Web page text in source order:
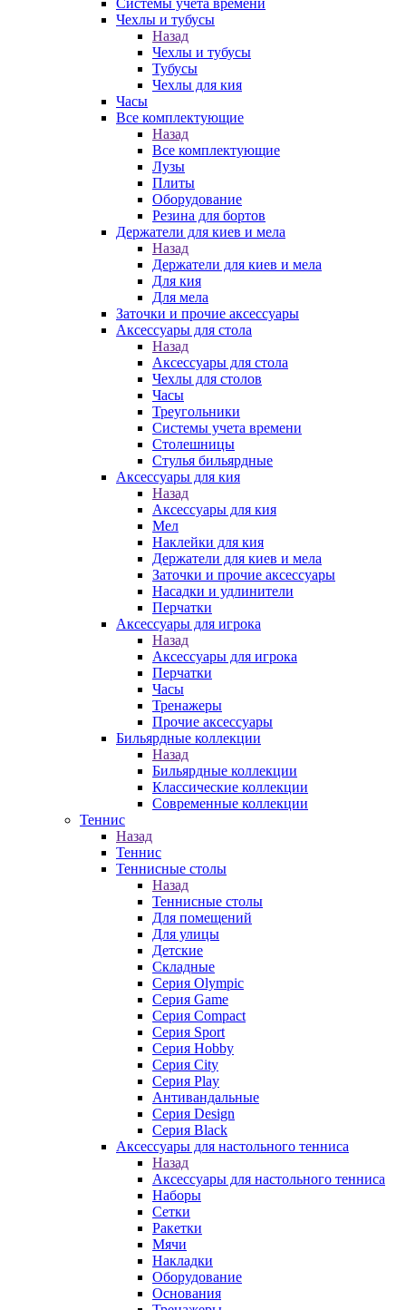
Системы учета времени
Чехлы и тубусы
Назад
Чехлы и тубусы
Тубусы
Чехлы для кия
Часы
Все комплектующие
Назад
Все комплектующие
Лузы
Плиты
Оборудование
Резина для бортов
Держатели для киев и мела
Назад
Держатели для киев и мела
Для кия
Для мела
Заточки и прочие аксессуары
Аксессуары для стола
Назад
Аксессуары для стола
Чехлы для столов
Часы
Треугольники
Системы учета времени
Столешницы
Стулья бильярдные
Аксессуары для кия
Назад
Аксессуары для кия
Мел
Наклейки для кия
Держатели для киев и мела
Заточки и прочие аксессуары
Насадки и удлинители
Перчатки
Аксессуары для игрока
Назад
Аксессуары для игрока
Перчатки
Часы
Тренажеры
Прочие аксессуары
Бильярдные коллекции
Назад
Бильярдные коллекции
Классические коллекции
Современные коллекции
Теннис
Назад
Теннис
Теннисные столы
Назад
Теннисные столы
Для помещений
Для улицы
Детские
Складные
Серия Olympic
Серия Game
Серия Compact
Серия Sport
Серия Hobby
Серия City
Серия Play
Антивандальные
Серия Design
Серия Black
Аксессуары для настольного тенниса
Назад
Аксессуары для настольного тенниса
Наборы
Сетки
Ракетки
Мячи
Накладки
Оборудование
Основания